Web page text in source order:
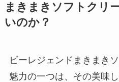
まきまきソフトクリ
いのか？
ビーレジェンドまきまき
魅力の一つは、その美味